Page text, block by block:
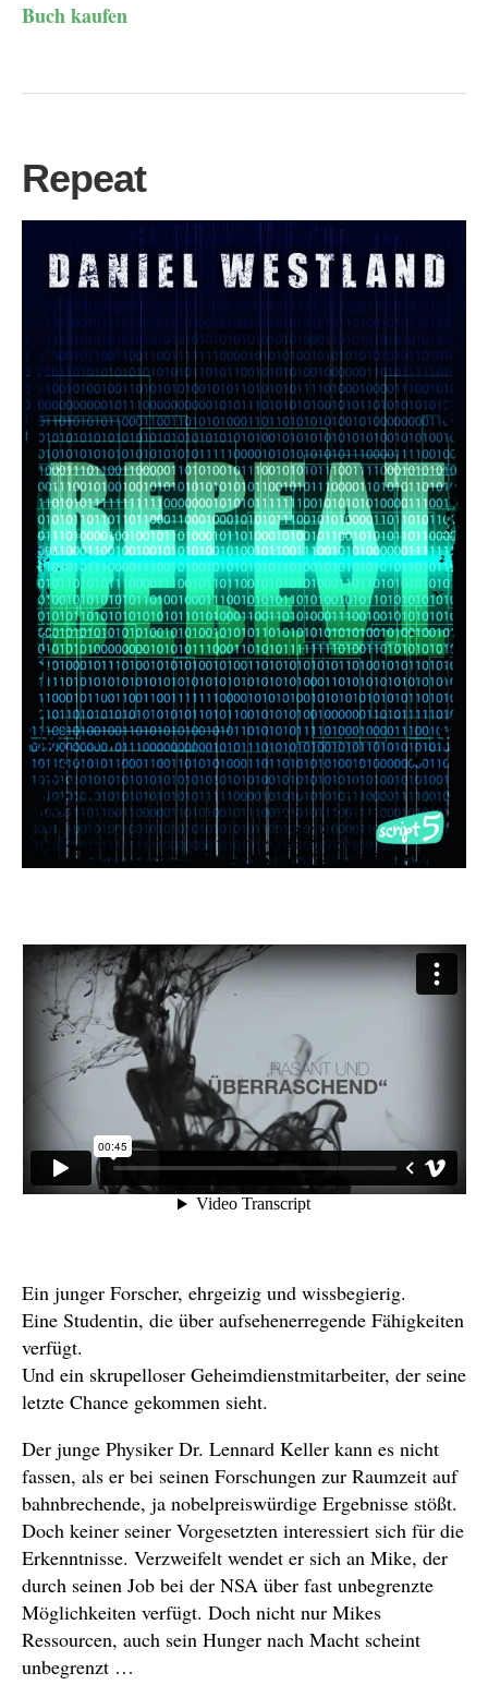
Buch kaufen
Repeat
Ein junger Forscher, ehrgeizig und wissbegierig.
Eine Studentin, die über aufsehenerregende Fähigkeiten
verfügt.
Und ein skrupelloser Geheimdienstmitarbeiter, der seine
letzte Chance gekommen sieht.
Der junge Physiker Dr. Lennard Keller kann es nicht
fassen, als er bei seinen Forschungen zur Raumzeit auf
bahnbrechende, ja nobelpreiswürdige Ergebnisse stößt.
Doch keiner seiner Vorgesetzten interessiert sich für die
Erkenntnisse. Verzweifelt wendet er sich an Mike, der
durch seinen Job bei der NSA über fast unbegrenzte
Möglichkeiten verfügt. Doch nicht nur Mikes
Ressourcen, auch sein Hunger nach Macht scheint
unbegrenzt …